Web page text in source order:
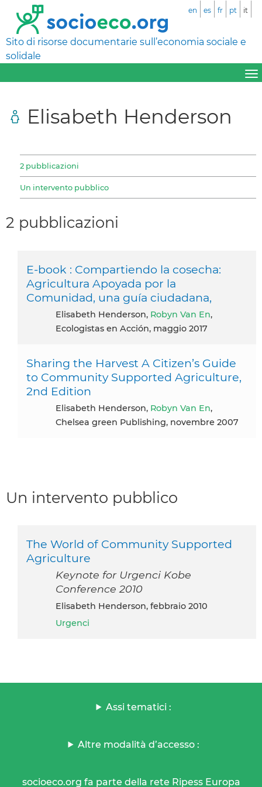
Sito di risorse documentarie sull’economia sociale e
solidale
en es fr pt it
Elisabeth Henderson
2 pubblicazioni
Un intervento pubblico
2 pubblicazioni
E-book : Compartiendo la cosecha:
Agricultura Apoyada por la
Comunidad, una guía ciudadana,
Elisabeth Henderson, Robyn Van En,
Ecologistas en Acción, maggio 2017
Sharing the Harvest A Citizen’s Guide
to Community Supported Agriculture,
2nd Edition
Elisabeth Henderson, Robyn Van En,
Chelsea green Publishing, novembre 2007
Un intervento pubblico
The World of Community Supported
Agriculture
Keynote for Urgenci Kobe
Conference 2010
Elisabeth Henderson, febbraio 2010
Urgenci
Assi tematici :
Altre modalità d’accesso :
socioeco.org fa parte della rete Ripess Europa